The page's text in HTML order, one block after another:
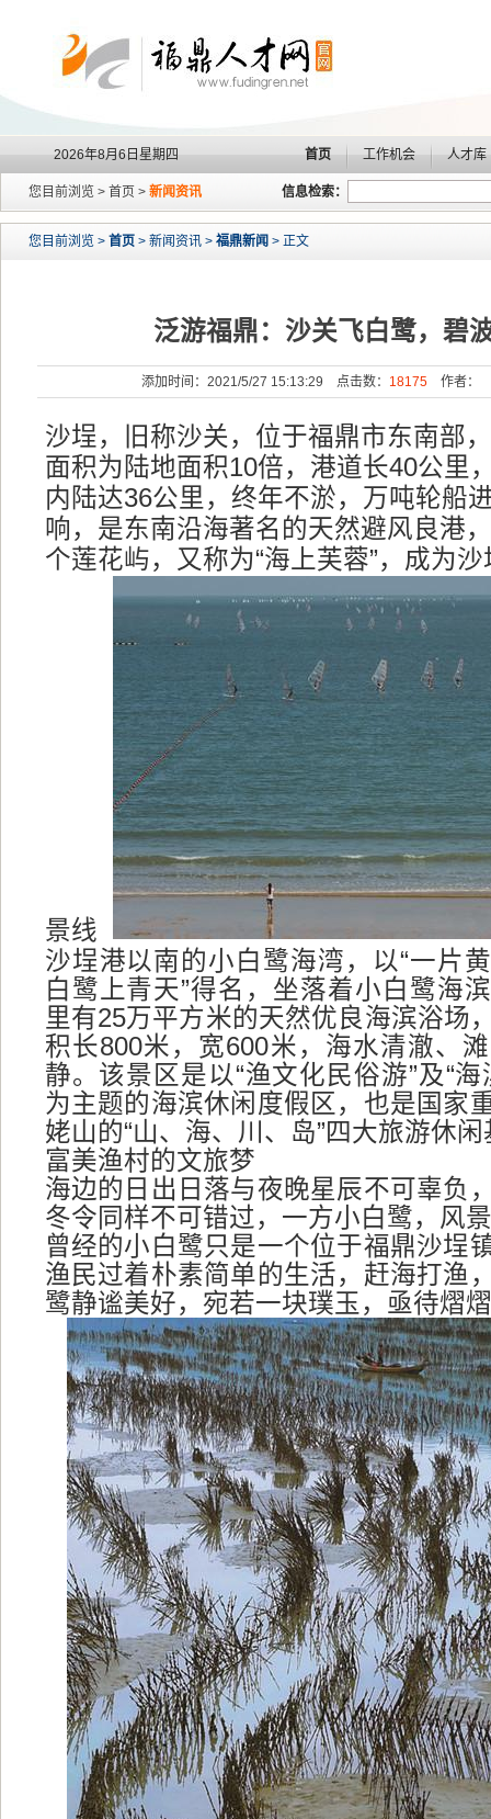
2026年8月6日星期四 首页 工作机会 人才库
您目前浏览 > 首页 > 新闻资讯 信息检索：
您目前浏览 > 首页 > 新闻资讯 > 福鼎新闻 > 正文
泛游福鼎：沙关飞白鹭，碧
添加时间：2021/5/27 15:13:29 点击数： 18175作者：
沙埕，旧称沙关，位于福鼎市东南部
面积为陆地面积10倍，港道长40公里
内陆达36公里，终年不淤，万吨轮船
响，是东南沿海著名的天然避风良港
个莲花屿，又称为“海上芙蓉”，成为
景线
沙埕港以南的小白鹭海湾，以“一片
白鹭上青天”得名，坐落着小白鹭海
里有25万平方米的天然优良海滨浴场
积长800米，宽600米，海水清澈、
静。该景区是以“渔文化民俗游”及“
为主题的海滨休闲度假区，也是国家
姥山的“山、海、川、岛”四大旅游休
富美渔村的文旅梦
海边的日出日落与夜晚星辰不可辜负
冬令同样不可错过，一方小白鹭，风
曾经的小白鹭只是一个位于福鼎沙埕
渔民过着朴素简单的生活，赶海打渔
鹭静谧美好，宛若一块璞玉，亟待熠